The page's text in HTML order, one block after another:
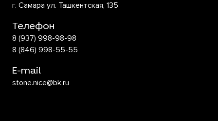
г. Самара ул. Ташкентская, 135
Телефон
8 (937) 998-98-98
8 (846) 998-55-55
E-mail
stone.nice@bk.ru